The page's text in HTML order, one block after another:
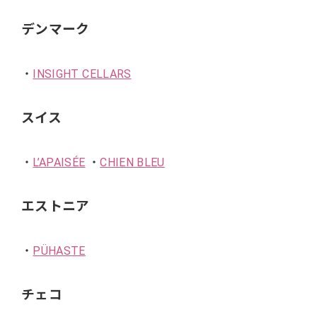
デンマーク
・ INSIGHT CELLARS
スイス
・ L’APAISÉE ・CHIEN BLEU
エストニア
・ PÜHASTE
チェコ